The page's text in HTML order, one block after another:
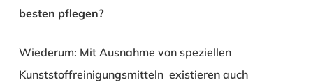
besten pflegen?
Wiederum: Mit Ausnahme von speziellen
Kunststoffreinigungsmitteln existieren auch